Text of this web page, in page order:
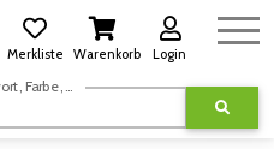
Merkliste Warenkorb Login
Suchen nach Kategorie, Name, Stichwort, Farbe, usw.